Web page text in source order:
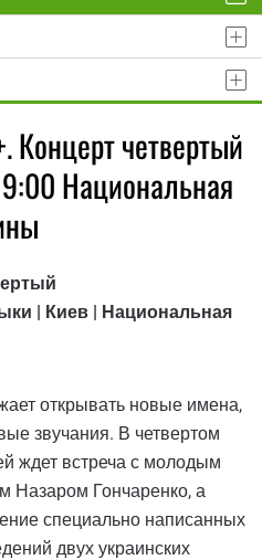
Концерт четвертый
Национальная
| Киев | Национальная
открывать новые имена,
звучания. В четвертом
ждет встреча с молодым
Назаром Гончаренко, а
специально написанных
двух украинских